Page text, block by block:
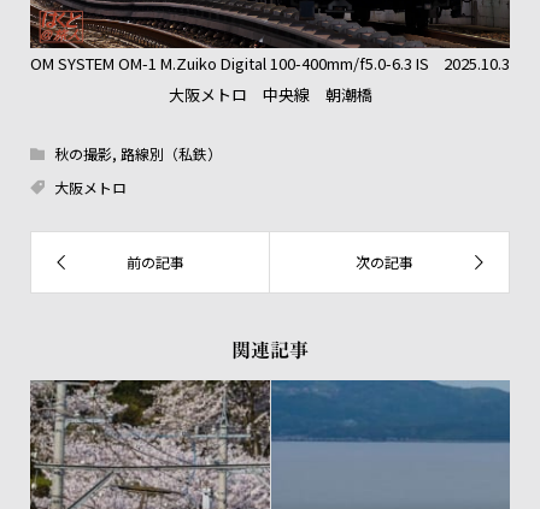
OM SYSTEM OM-1 M.Zuiko Digital 100-400mm/f5.0-6.3 IS 2025.10.3
大阪メトロ 中央線 朝潮橋
秋の撮影, 路線別（私鉄）
大阪メトロ
関連記事